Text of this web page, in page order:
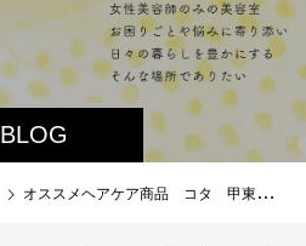
BLOG
オススメヘアケア商品 コタ 甲東園美容室